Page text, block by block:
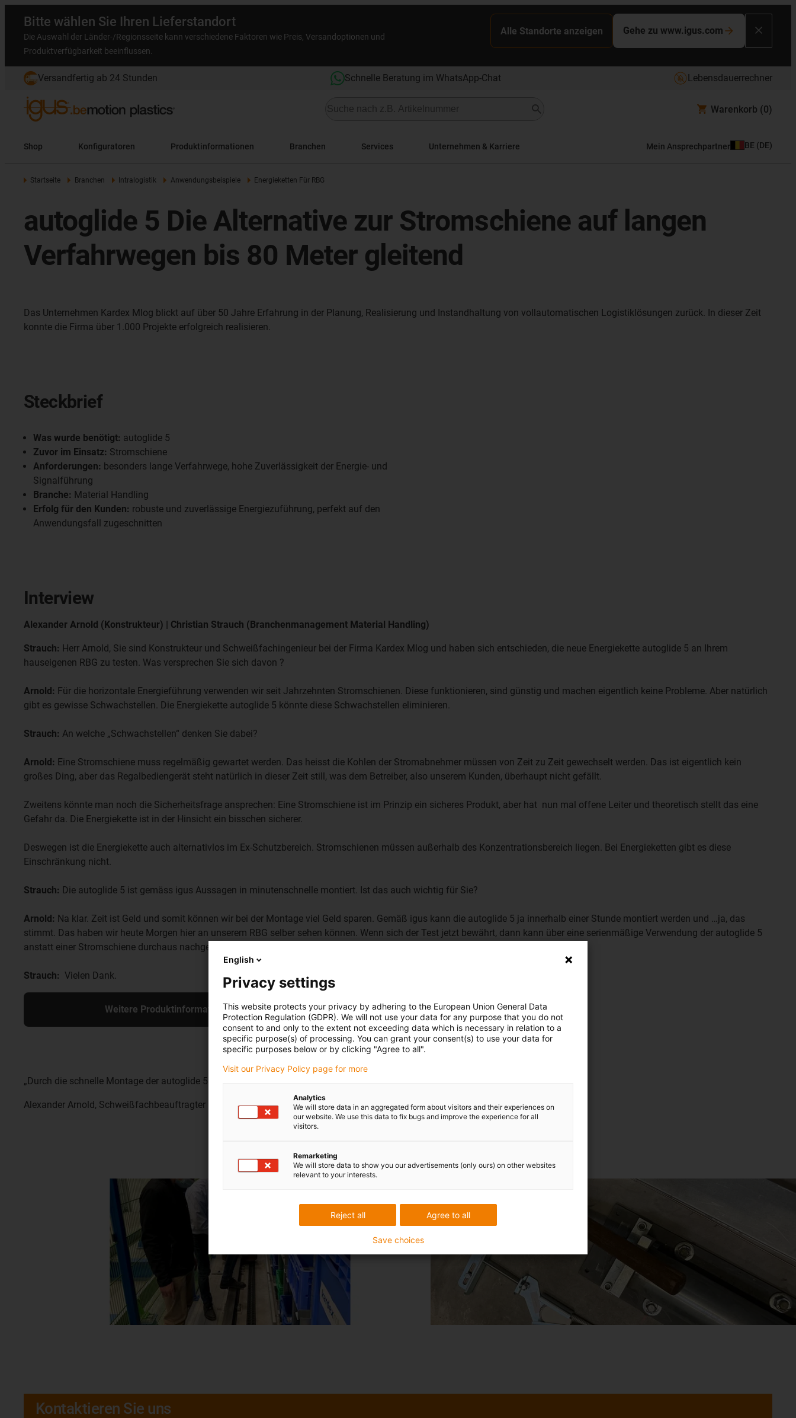
Bitte wählen Sie Ihren Lieferstandort
Die Auswahl der Länder-/Regionsseite kann verschiedene Faktoren wie Preis, Versandoptionen und
Produktverfügbarkeit beeinflussen.
Alle Standorte anzeigen Gehe zu www.igus.com
Versandfertig ab 24 Stunden Schnelle Beratung im WhatsApp-Chat Lebensdauerrechner
Warenkorb (0)
Shop Konfiguratoren Produktinformationen Branchen Services Unternehmen & Karriere Mein Ansprechpartner BE (DE)
Startseite Branchen Intralogistik Anwendungsbeispiele Energieketten Für RBG
autoglide 5 Die Alternative zur Stromschiene auf langen
Verfahrwegen bis 80 Meter gleitend
Das Unternehmen Kardex Mlog blickt auf über 50 Jahre Erfahrung in der Planung, Realisierung und Instandhaltung von vollautomatischen Logistiklösungen zurück. In dieser Zeit
konnte die Firma über 1.000 Projekte erfolgreich realisieren.
Steckbrief
Was wurde benötigt: autoglide 5
Zuvor im Einsatz: Stromschiene
Anforderungen: besonders lange Verfahrwege, hohe Zuverlässigkeit der Energie- und
Signalführung
Branche: Material Handling
Erfolg für den Kunden: robuste und zuverlässige Energiezuführung, perfekt auf den
Anwendungsfall zugeschnitten
Interview
Alexander Arnold (Konstrukteur) | Christian Strauch (Branchenmanagement Material Handling)
Strauch: Herr Arnold, Sie sind Konstrukteur und Schweißfachingenieur bei der Firma Kardex Mlog und haben sich entschieden, die neue Energiekette autoglide 5 an Ihrem
hauseigenen RBG zu testen. Was versprechen Sie sich davon ?
Arnold: Für die horizontale Energieführung verwenden wir seit Jahrzehnten Stromschienen. Diese funktionieren, sind günstig und machen eigentlich keine Probleme. Aber natürlich
gibt es gewisse Schwachstellen. Die Energiekette autoglide 5 könnte diese Schwachstellen eliminieren.
Strauch: An welche „Schwachstellen“ denken Sie dabei?
Arnold: Eine Stromschiene muss regelmäßig gewartet werden. Das heisst die Kohlen der Stromabnehmer müssen von Zeit zu Zeit gewechselt werden. Das ist eigentlich kein
großes Ding, aber das Regalbediengerät steht natürlich in dieser Zeit still, was dem Betreiber, also unserem Kunden, überhaupt nicht gefällt.
Zweitens könnte man noch die Sicherheitsfrage ansprechen: Eine Stromschiene ist im Prinzip ein sicheres Produkt, aber hat nun mal offene Leiter und theoretisch stellt das eine
Gefahr da. Die Energiekette ist in der Hinsicht ein bisschen sicherer.
Deswegen ist die Energiekette auch alternativlos im Ex-Schutzbereich. Stromschienen müssen außerhalb des Konzentrationsbereich liegen. Bei Energieketten gibt es diese
Einschränkung nicht.
Strauch: Die autoglide 5 ist gemäss igus Aussagen in minutenschnelle montiert. Ist das auch wichtig für Sie?
Arnold: Na klar. Zeit ist Geld und somit können wir bei der Montage viel Geld sparen. Gemäß igus kann die autoglide 5 ja innerhalb einer Stunde montiert werden und …ja, das
stimmt. Das haben wir heute Morgen hier an unserem RBG selber sehen können. Wenn sich der Test jetzt bewährt, dann kann über eine serienmäßige Verwendung der autoglide 5
anstatt einer Stromschiene durchaus nachgedacht werden.
Strauch: Vielen Dank.
Weitere Produktinformationen zu autoglide 5
„Durch die schnelle Montage der autoglide 5 spart unsere Firma Zeit und Geld."
Alexander Arnold, Schweißfachbeauftragter und Konstrukteur bei Kardex Mlog
Kontaktieren Sie uns
English
Privacy settings
This website protects your privacy by adhering to the European Union General Data
Protection Regulation (GDPR). We will not use your data for any purpose that you do not
consent to and only to the extent not exceeding data which is necessary in relation to a
specific purpose(s) of processing. You can grant your consent(s) to use your data for
specific purposes below or by clicking "Agree to all".
Visit our Privacy Policy page for more
Analytics
We will store data in an aggregated form about visitors and their experiences on
our website. We use this data to fix bugs and improve the experience for all
visitors.
Remarketing
We will store data to show you our advertisements (only ours) on other websites
relevant to your interests.
Agree to all
Reject all
Save choices